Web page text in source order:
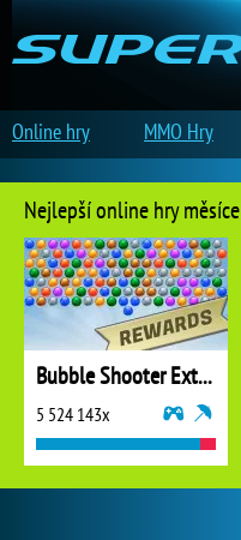
Nejlepší online hry měsíce
Bubble Shooter Extreme
5 524 143x
Online hry MMO Hry